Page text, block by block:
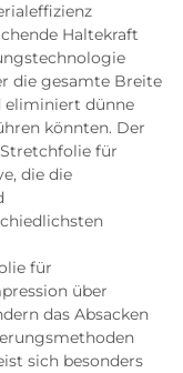
Haltekraft
die gesamte Breite
eliminiert dünne
könnten. Der
für
die die
für
über
das Absacken
sich besonders